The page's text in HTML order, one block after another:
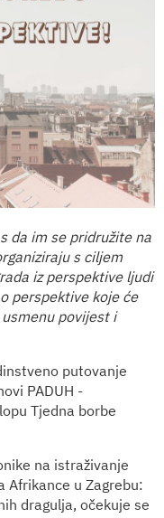
da im se pridružite na
s ciljem
iz perspektive ljudi
perspektive koje će
povijest i
putovanje
PADUH -
Tjedna borbe
na istraživanje
Afrikance u Zagrebu:
dragulja, očekuje se